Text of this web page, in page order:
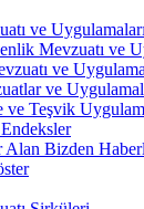
ve Uygulamaları
Mevzuatı ve
ve
ve
Teşvik
Alan Bizden